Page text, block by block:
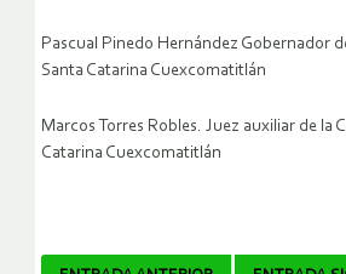
Pascual Pinedo Hernández Gobernador
Santa Catarina Cuexcomatitlán
Marcos Torres Robles. Juez auxiliar de la
Catarina Cuexcomatitlán